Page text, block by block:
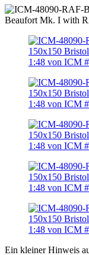
Ein kleiner Hinweis